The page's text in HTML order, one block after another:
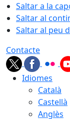
Saltar a la
Saltar al
Saltar al peu
Contacte
Idiomes
Català
Castellà
Anglès